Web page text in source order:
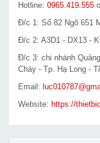
Hotline: 0965.419.555
Đ/c 1: Số 82 Ngõ 651
Đ/c 2: A3D1 - DX13 -
Đ/c 3: chi nhánh
Cháy - Tp. Hạ Long -
Email:
Website: https://